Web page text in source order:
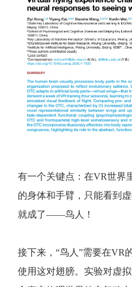
有一个关键点：在VR世界
的身体和手臂，只能看到
就成了——鸟人！
接下来，“鸟人”需要在VR
使用这对翅膀。实验对虚